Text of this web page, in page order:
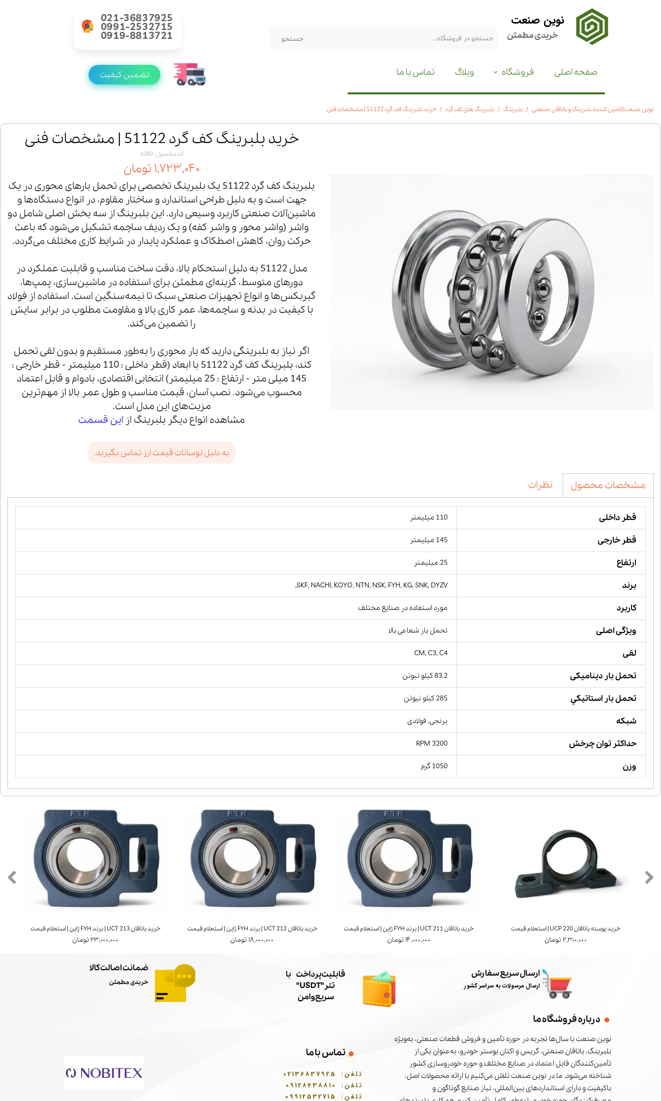
نوین صنعت
خریدی مطمئن
021-36837925
0991-2532715
0919-8813721 جستجو
تضمین کیفیت صفحه اصلی فروشگاه وبلاگ تماس با ما
نوین صنعت|تامین کننده بلبرینگ و یاتاقان صنعتی بلبرینگ بلبرینگ های کف گرد خرید بلبرینگ کف گرد 51122 | مشخصات فنی
خرید بلبرینگ کف گرد 51122 | مشخصات فنی
کد محصول: 1082
۱,۷۲۳,۰۴۰ تومان
بلبرینگ کف گرد 51122 یک بلبرینگ تخصصی برای تحمل بارهای محوری در یک
جهت است و به دلیل طراحی استاندارد و ساختار مقاوم، در انواع دستگاه‌ها و
ماشین‌آلات صنعتی کاربرد وسیعی دارد. این بلبرینگ از سه بخش اصلی شامل دو
واشر (واشر محور و واشر کفه) و یک ردیف ساچمه تشکیل می‌شود که باعث
حرکت روان، کاهش اصطکاک و عملکرد پایدار در شرایط کاری مختلف می‌گردد.
مدل 51122 به دلیل استحکام بالا، دقت ساخت مناسب و قابلیت عملکرد در
دورهای متوسط، گزینه‌ای مطمئن برای استفاده در ماشین‌سازی، پمپ‌ها،
گیربکس‌ها و انواع تجهیزات صنعتی سبک تا نیمه‌سنگین است. استفاده از فولاد
با کیفیت در بدنه و ساچمه‌ها، عمر کاری بالا و مقاومت مطلوب در برابر سایش
را تضمین می‌کند.
اگر نیاز به بلبرینگی دارید که بار محوری را به‌طور مستقیم و بدون لقی تحمل
کند، بلبرینگ کف گرد 51122 با ابعاد (قطر داخلی : 110 میلیمتر - قطر خارجی :
145 میلی متر - ارتفاع : 25 میلیمتر) انتخابی اقتصادی، بادوام و قابل اعتماد
محسوب می‌شود. نصب آسان، قیمت مناسب و طول عمر بالا از مهم‌ترین
مزیت‌های این مدل است.
مشاهده انواع دیگر بلبرینگ از این قسمت
به دلیل نوسانات قیمت ارز تماس بگیرید.
مشخصات محصول نظرات
قطر داخلی 110 میلیمتر
قطر خارجی 145 میلیمتر
ارتفاع 25 میلیمتر
برند SKF, NACHI, KOYO, NTN, NSK, FYH, KG, SNK, DYZV,
کاربرد مورد استفاده در صنایع مختلف
ویژگی اصلی تحمل بار شعاعی بالا
لقی CM, C3, C4
تحمل بار دینامیکی 83.2 کیلو نیوتن
تحمل بار استاتيكي 285 کیلو نیوتن
شبکه برنجی, فولادی
حداکثر توان چرخش 3200 RPM
وزن 1050 گرم
خرید یاتاقان UCT 213 | برند FYH ژاپن | استعلام قیمت
۲۳,۰۰۰,۰۰۰ تومان
خرید یاتاقان UCT 212 | برند FYH ژاپن | استعلام قیمت
۱۸,۰۰۰,۰۰۰ تومان
خرید یاتاقان UCT 211 | برند FYH ژاپن | استعلام قیمت
۱۴,۰۰۰,۰۰۰ تومان
خرید پوسته یاتاقان UCP 220 | استعلام قیمت
۲,۳۰۰,۰۰۰ تومان
ارسال سریع سفارش
ارسال مرسولات به سراسر کشور
ضمانت اصالت کالا
خریدی مطمئن
درباره فروشگاه ما
نوین صنعت با سال‌ها تجربه در حوزه تأمین و فروش قطعات صنعتی، به‌ویژه
بلبرینگ، یاتاقان صنعتی، گریس و اکتان بوستر خودرو، به‌عنوان یکی از
تأمین‌کنندگان قابل اعتماد در صنایع مختلف و حوزه خودروسازی کشور
شناخته می‌شود. ما در نوین صنعت تلاش می‌کنیم با ارائه محصولات اصل،
باکیفیت و دارای استانداردهای بین‌المللی، نیاز صنایع گوناگون و
تماس با ما
تلفن:
02136837925
تلفن:
09128438810
تلفن:
09912532715
​قابلیت پرداخت با
تتر"USDT"
سریع و امن